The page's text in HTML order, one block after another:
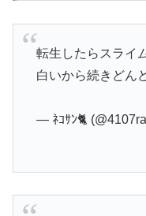
転生したらスライ
白いから続きどん
— ﾈｺｻﾝ🐈